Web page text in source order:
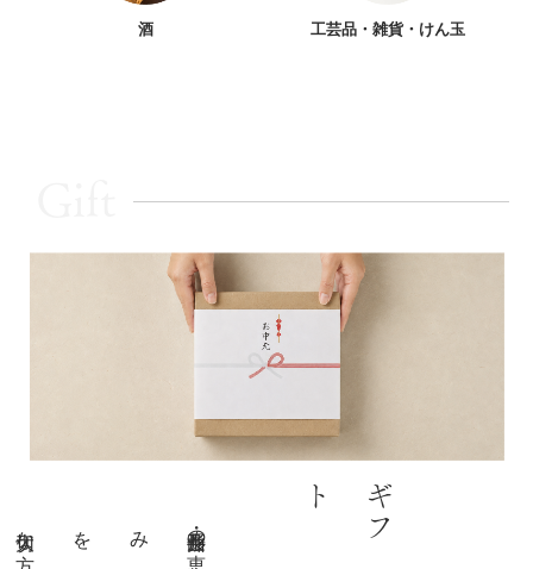
酒 工芸品・雑貨・けん玉
ギ
フ
ト
山形・長井の
恵
みを
、
大切な方への贈りものに